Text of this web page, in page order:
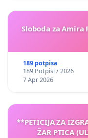
Sloboda za Amira
189 potpisa
189 Potpisi / 2026
7 Apr 2026
**PETICIJA ZA
ŽAR PTICA